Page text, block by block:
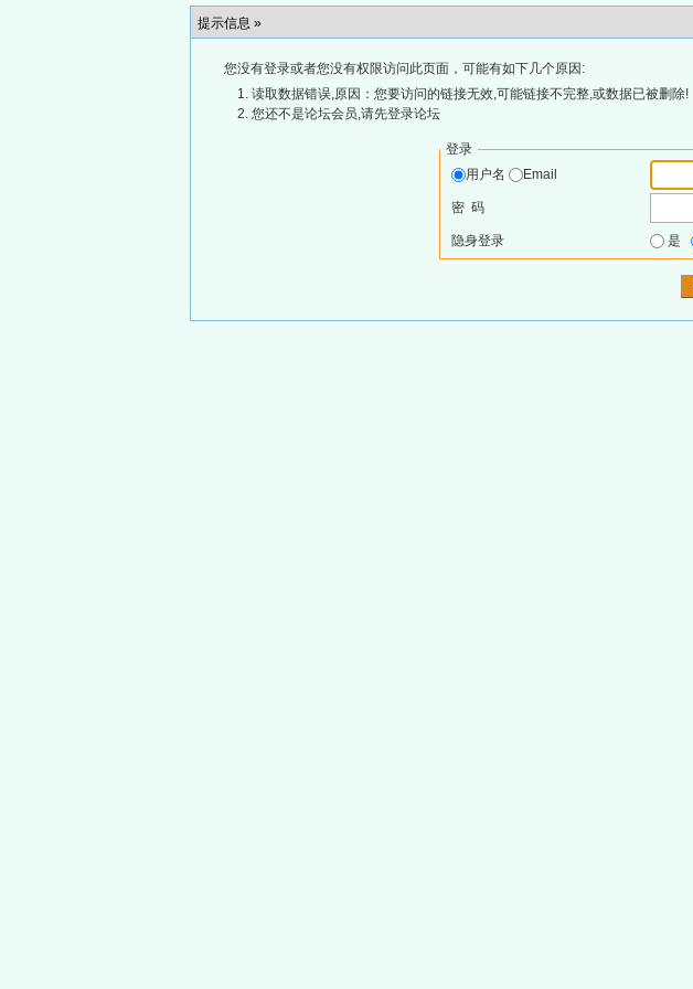
提示信息 »
您没有登录或者您没有权限访问此页面，可能有如下几个原因:
读取数据错误,原因：您要访问的链接无效,可能链接不完整,或数据已被删除!
您还不是论坛会员,请先登录论坛
登录
用户名
Email
密 码
隐身登录 是